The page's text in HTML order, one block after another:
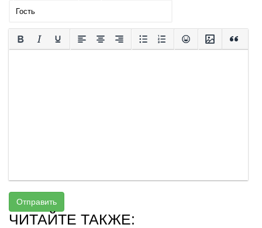
Отправить
ЧИТАЙТЕ ТАКЖЕ: